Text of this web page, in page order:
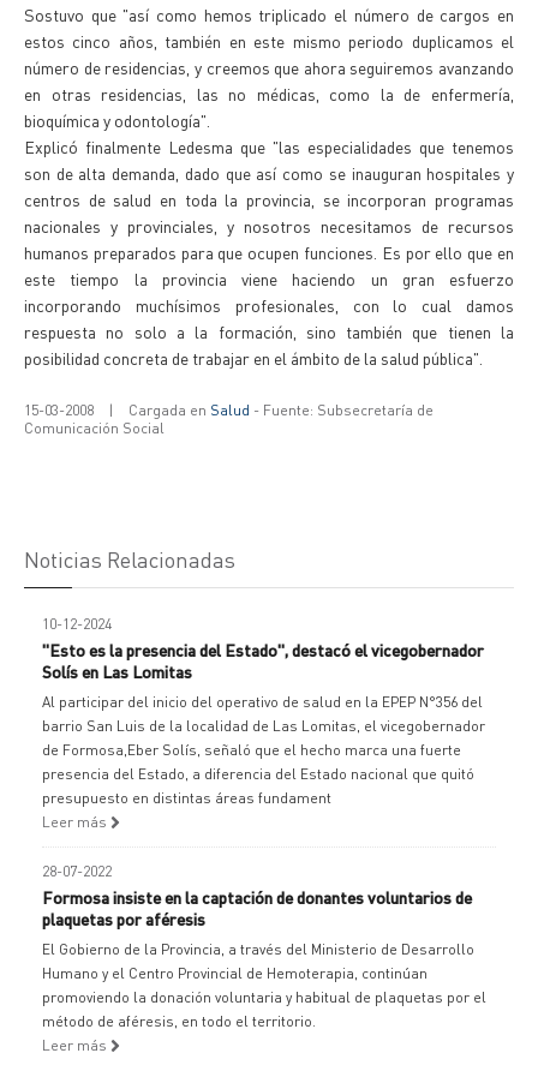
Sostuvo que "así como hemos triplicado el número de cargos en
estos cinco años, también en este mismo periodo duplicamos el
número de residencias, y creemos que ahora seguiremos avanzando
en otras residencias, las no médicas, como la de enfermería,
bioquímica y odontología".
Explicó finalmente Ledesma que "las especialidades que tenemos
son de alta demanda, dado que así como se inauguran hospitales y
centros de salud en toda la provincia, se incorporan programas
nacionales y provinciales, y nosotros necesitamos de recursos
humanos preparados para que ocupen funciones. Es por ello que en
este tiempo la provincia viene haciendo un gran esfuerzo
incorporando muchísimos profesionales, con lo cual damos
respuesta no solo a la formación, sino también que tienen la
posibilidad concreta de trabajar en el ámbito de la salud pública".
15-03-2008 | Cargada en Salud - Fuente: Subsecretaría de
Comunicación Social
Noticias Relacionadas
10-12-2024
"Esto es la presencia del Estado", destacó el vicegobernador
Solís en Las Lomitas
Al participar del inicio del operativo de salud en la EPEP N°356 del
barrio San Luis de la localidad de Las Lomitas, el vicegobernador
de Formosa,Eber Solís, señaló que el hecho marca una fuerte
presencia del Estado, a diferencia del Estado nacional que quitó
presupuesto en distintas áreas fundament
Leer más
28-07-2022
Formosa insiste en la captación de donantes voluntarios de
plaquetas por aféresis
El Gobierno de la Provincia, a través del Ministerio de Desarrollo
Humano y el Centro Provincial de Hemoterapia, continúan
promoviendo la donación voluntaria y habitual de plaquetas por el
método de aféresis, en todo el territorio.
Leer más